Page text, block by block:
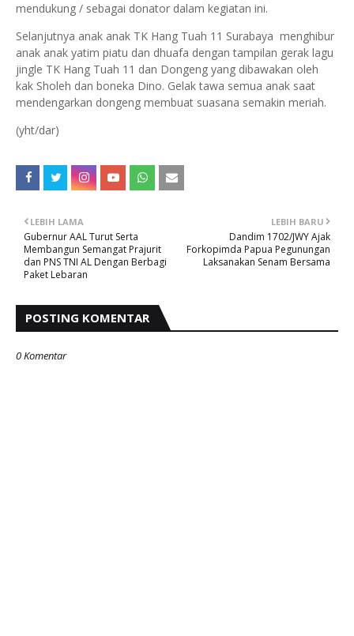
mendukung / sebagai donator dalam kegiatan ini.
Selanjutnya anak anak TK Hang Tuah 11 Surabaya menghibur
anak anak yatim piatu dan dhuafa dengan tampilan gerak lagu
jingle TK Hang Tuah 11 dan Dongeng yang dibawakan oleh
kak Sholeh dan boneka Dino. Gelak tawa semua anak saat
mendengarkan dongeng membuat suasana semakin meriah.
(yht/dar)
LEBIH BARU
Dandim 1702/JWY Ajak
Forkopimda Papua Pegunungan
Laksanakan Senam Bersama
LEBIH LAMA
Gubernur AAL Turut Serta
Membangun Semangat Prajurit
dan PNS TNI AL Dengan Berbagi
Paket Lebaran
POSTING KOMENTAR
0 Komentar